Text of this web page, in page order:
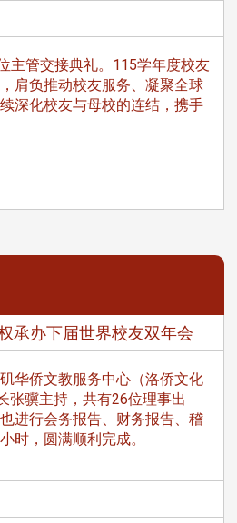
主管交接典礼。115学年度校友
肩负推动校友服务、凝聚全球
深化校友与母校的连结，携手
办下届世界校友双年会
华侨文教服务中心（洛侨文化
张骥主持，共有26位理事出
进行会务报告、财务报告、稽
时，圆满顺利完成。
南加州校友会于115年6月27日(日)
在美国洛杉矶华侨文教服务中心
（洛侨文化中心）会议室召开115
...
邱孝贤接任跨业合作协进会第2
跨业合作协进会第二届第一次会员
大会于6月5日下午7时，在台北校
长、 ...